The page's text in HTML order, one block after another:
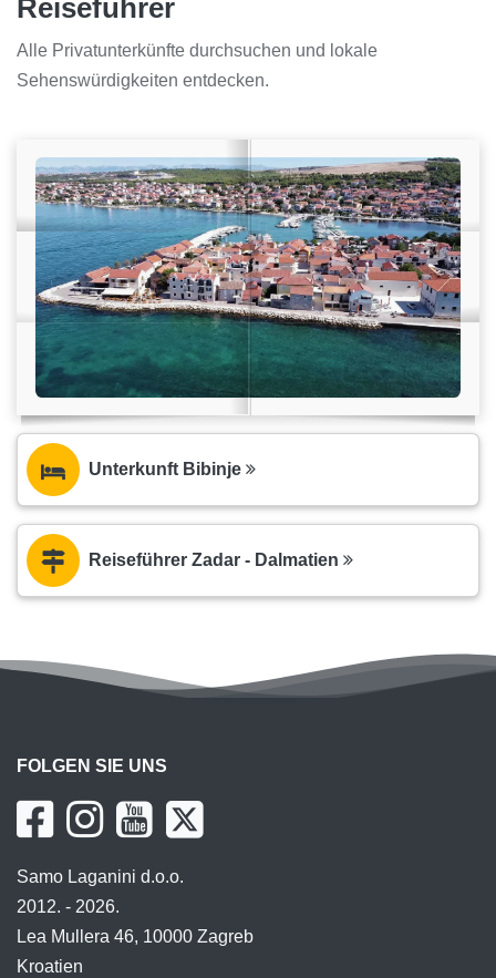
Reiseführer
Alle Privatunterkünfte durchsuchen und lokale
Sehenswürdigkeiten entdecken.
Unterkunft Bibinje
Reiseführer Zadar - Dalmatien
FOLGEN SIE UNS
Samo Laganini d.o.o.
2012. - 2026.
Lea Mullera 46, 10000 Zagreb
Kroatien